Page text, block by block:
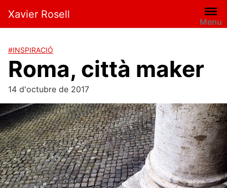
Xavier Rosell
Menu
#INSPIRACIÓ
Roma, città maker
14 d'octubre de 2017